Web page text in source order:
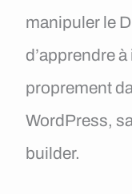
manipuler le
d’apprendre
proprement
WordPress,
builder.